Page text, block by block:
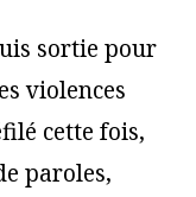
sortie pour
violences
cette fois,
paroles,